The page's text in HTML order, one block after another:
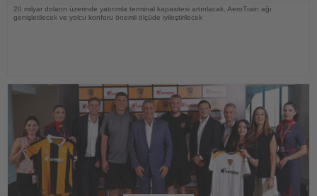
20 milyar doların üzerinde yatırımla terminal kapasitesi artırılacak, AeroTrain ağı
genişletilecek ve yolcu konforu önemli ölçüde iyileştirilecek